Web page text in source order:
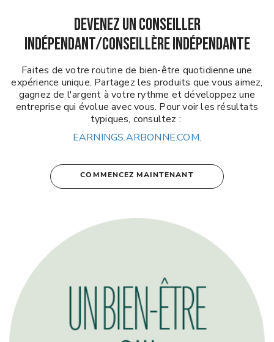
DEVENEZ UN CONSEILLER
INDÉPENDANT/CONSEILLÈRE INDÉPENDANTE
Faites de votre routine de bien-être quotidienne une
expérience unique. Partagez les produits que vous aimez,
gagnez de l'argent à votre rythme et développez une
entreprise qui évolue avec vous. Pour voir les résultats
typiques, consultez :
EARNINGS.ARBONNE.COM.
COMMENCEZ MAINTENANT